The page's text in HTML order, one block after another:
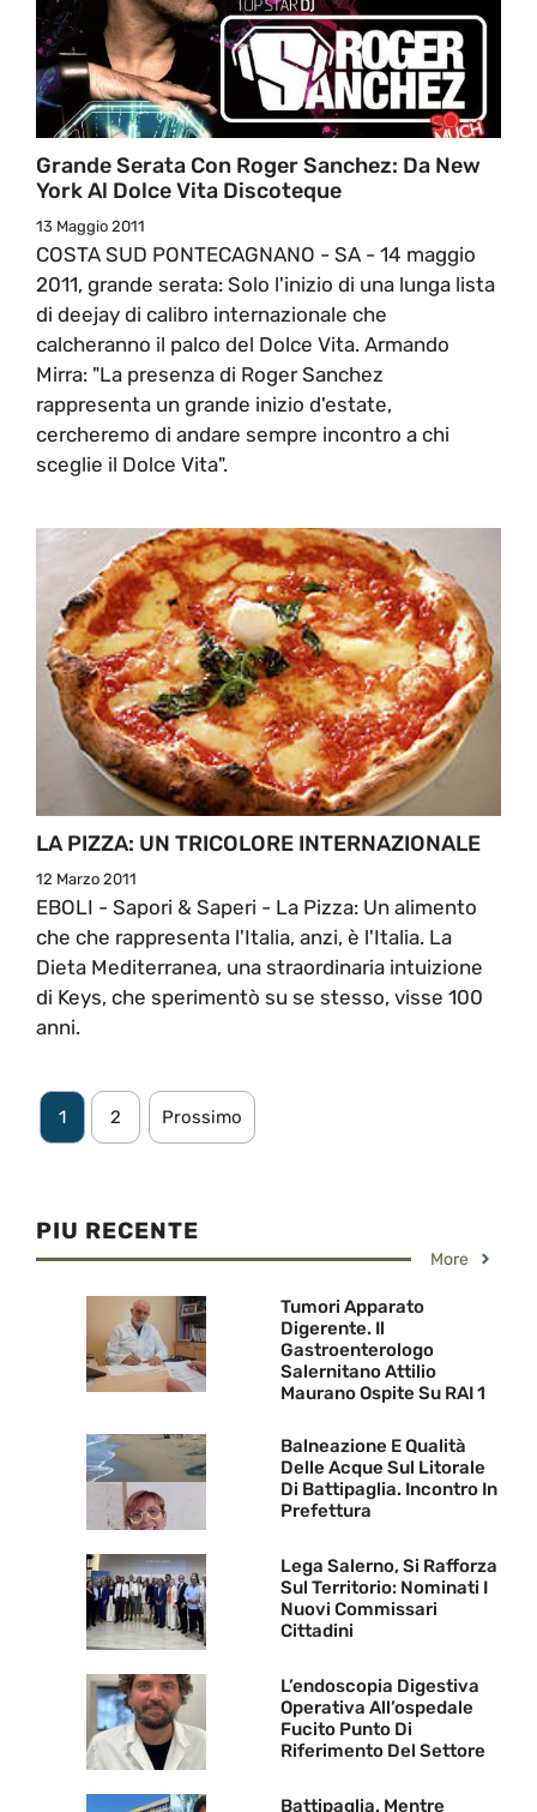
Grande Serata Con Roger Sanchez: Da New
York Al Dolce Vita Discoteque
13 Maggio 2011
COSTA SUD PONTECAGNANO - SA - 14 maggio
2011, grande serata: Solo l'inizio di una lunga lista
di deejay di calibro internazionale che
calcheranno il palco del Dolce Vita. Armando
Mirra: "La presenza di Roger Sanchez
rappresenta un grande inizio d'estate,
cercheremo di andare sempre incontro a chi
sceglie il Dolce Vita".
LA PIZZA: UN TRICOLORE INTERNAZIONALE
12 Marzo 2011
EBOLI - Sapori & Saperi - La Pizza: Un alimento
che che rappresenta l'Italia, anzi, è l'Italia. La
Dieta Mediterranea, una straordinaria intuizione
di Keys, che sperimentò su se stesso, visse 100
anni.
1 2 Prossimo
PIU RECENTE
More
Tumori Apparato
Digerente. Il
Gastroenterologo
Salernitano Attilio
Maurano Ospite Su RAI 1
Balneazione E Qualità
Delle Acque Sul Litorale
Di Battipaglia. Incontro In
Prefettura
Lega Salerno, Si Rafforza
Sul Territorio: Nominati I
Nuovi Commissari
Cittadini
L’endoscopia Digestiva
Operativa All’ospedale
Fucito Punto Di
Riferimento Del Settore
Battipaglia. Mentre